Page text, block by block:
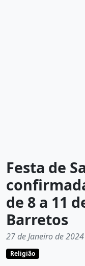
Festa de
de 8 a 11
Barretos
27 de Janeiro de
Religião